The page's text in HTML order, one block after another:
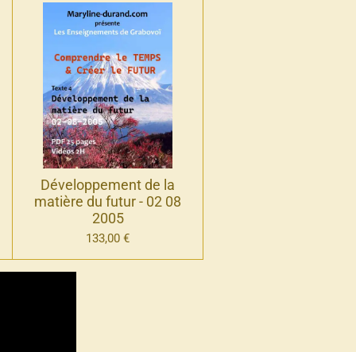
Développement de la
matière du futur - 02 08
2005
133,00 €